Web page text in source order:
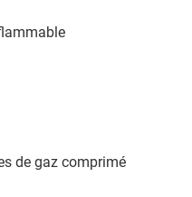
de gaz comprimé